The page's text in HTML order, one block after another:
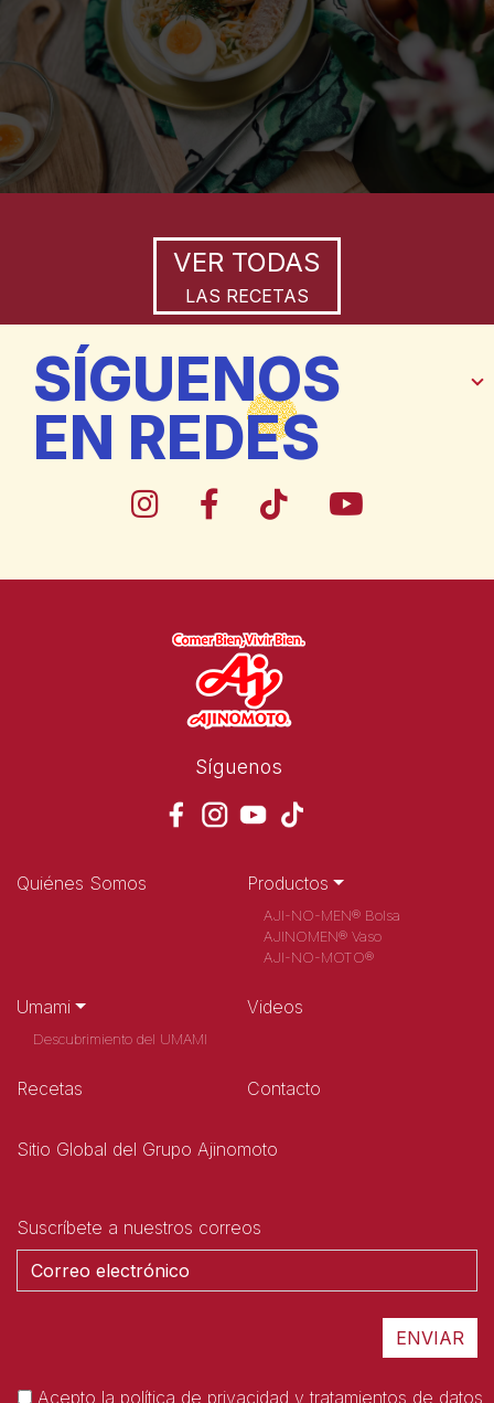
VER TODAS
LAS RECETAS
SÍGUENOS
EN REDES
Síguenos
Quiénes Somos Productos
AJI-NO-MEN® Bolsa
AJINOMEN® Vaso
AJI-NO-MOTO®
Umami
Descubrimiento del UMAMI
Videos
Recetas Contacto
Sitio Global del Grupo Ajinomoto
Suscríbete a nuestros correos
Acepto la política de privacidad y tratamientos de datos.